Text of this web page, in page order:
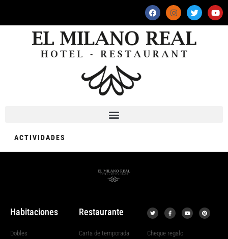
ACTIVIDADES
Habitaciones
Dobles
Restaurante
Carta de temporada
Cheque regalo